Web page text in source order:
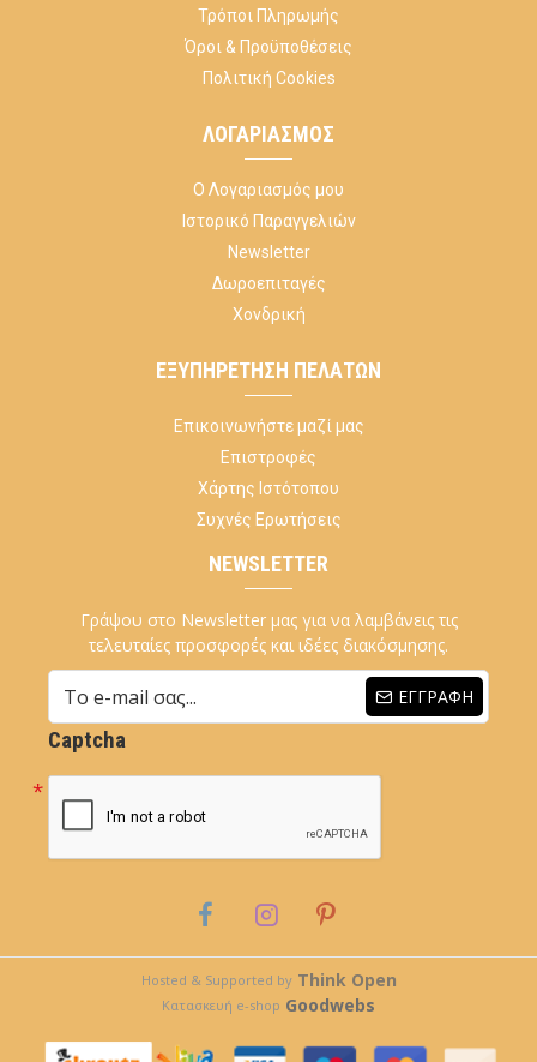
Τρόποι Πληρωμής
Όροι & Προϋποθέσεις
Πολιτική Cookies
ΛΟΓΑΡΙΑΣΜΌΣ
Ο Λογαριασμός μου
Ιστορικό Παραγγελιών
Newsletter
Δωροεπιταγές
Χονδρική
ΕΞΥΠΗΡΈΤΗΣΗ ΠΕΛΑΤΏΝ
Επικοινωνήστε μαζί μας
Επιστροφές
Χάρτης Ιστότοπου
Συχνές Ερωτήσεις
NEWSLETTER
Γράψου στο Newsletter μας για να λαμβάνεις τις
τελευταίες προσφορές και ιδέες διακόσμησης.
ΕΓΓΡΑΦΉ
Captcha
Hosted & Supported by Think Open
Κατασκευή e-shop Goodwebs